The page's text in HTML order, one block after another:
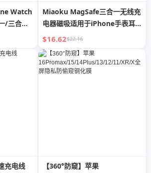
Watch
/三合一
台钟 快
架 GT5
Miaoku MagSafe三合一无线充
电器磁吸适用于iPhone手表耳
机S8充电支架底座AppleWatch
桌面便携Iphone14iwatch
$16.62$22.16
充电线 【360°防窥】苹果